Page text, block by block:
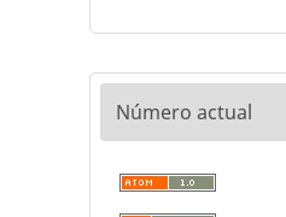
Número actual